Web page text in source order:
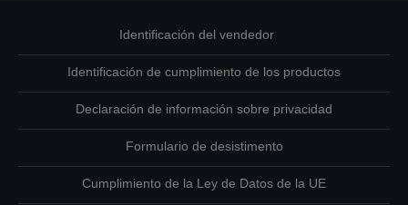
Identificación del vendedor
Identificación de cumplimiento de los productos
Declaración de información sobre privacidad
Formulario de desistimento
Cumplimiento de la Ley de Datos de la UE